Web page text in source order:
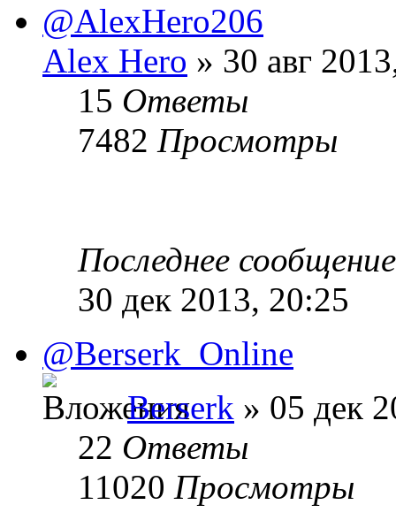
@AlexHero206
Alex Hero » 30 авг
15 Ответы
7482 Просмотры
Последнее
30 дек 2013, 20:25
@Berserk_Online
Berserk » 05 дек
22 Ответы
11020 Просмотры